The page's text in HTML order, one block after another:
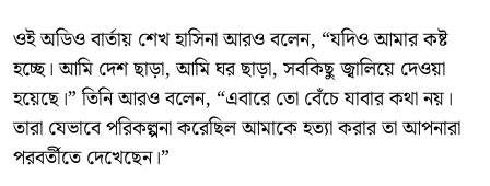
ওই অডিও বার্তায় শেখ হাসিনা আরও বলেন, “যদিও আমার কষ্ট
হচ্ছে। আমি দেশ ছাড়া, আমি ঘর ছাড়া, সবকিছু জ্বালিয়ে দেওয়া
হয়েছে।” তিনি আরও বলেন, “এবারে তো বেঁচে যাবার কথা নয়।
তারা যেভাবে পরিকল্পনা করেছিল আমাকে হত্যা করার তা আপনারা
পরবর্তীতে দেখেছেন।”